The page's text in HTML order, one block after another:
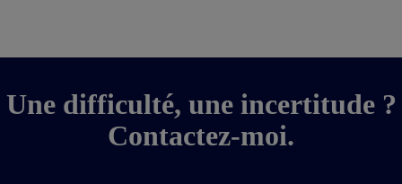
Une difficulté, une incertitude ?
Contactez-moi.